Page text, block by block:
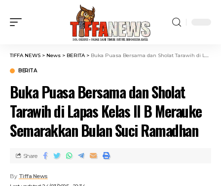
TIFFA NEWS > News > BERITA> Buka Puasa Bersama dan Sholat Tarawih di Lapas Kelas II B Merauke Semarakkan Bulan Suci Ramadhan
BERITA
Buka Puasa Bersama dan Sholat
Tarawih di Lapas Kelas II B Merauke
Semarakkan Bulan Suci Ramadhan
By Tiffa News
Share